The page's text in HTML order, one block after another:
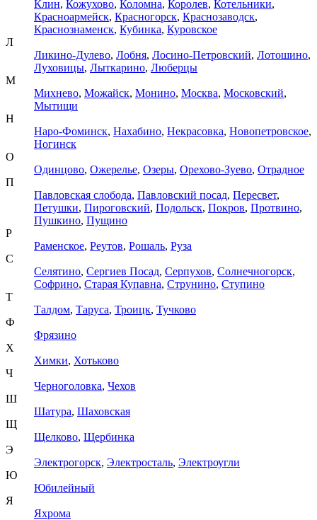
Клин, Кожухово, Коломна, Королев, Котельники,
Красноармейск, Красногорск, Краснозаводск,
Краснознаменск, Кубинка, Куровское
Л
Ликино-Дулево, Лобня, Лосино-Петровский, Лотошино,
Луховицы, Лыткарино, Люберцы
М
Михнево, Можайск, Монино, Москва, Московский,
Мытищи
Н
Наро-Фоминск, Нахабино, Некрасовка, Новопетровское,
Ногинск
О
Одинцово, Ожерелье, Озеры, Орехово-Зуево, Отрадное
П
Павловская слобода, Павловский посад, Пересвет,
Петушки, Пироговский, Подольск, Покров, Протвино,
Пушкино, Пущино
Р
Раменское, Реутов, Рошаль, Руза
С
Селятино, Сергиев Посад, Серпухов, Солнечногорск,
Софрино, Старая Купавна, Струнино, Ступино
Т
Талдом, Таруса, Троицк, Тучково
Ф
Фрязино
Х
Химки, Хотьково
Ч
Черноголовка, Чехов
Ш
Шатура, Шаховская
Щ
Щелково, Щербинка
Э
Электрогорск, Электросталь, Электроугли
Ю
Юбилейный
Я
Яхрома